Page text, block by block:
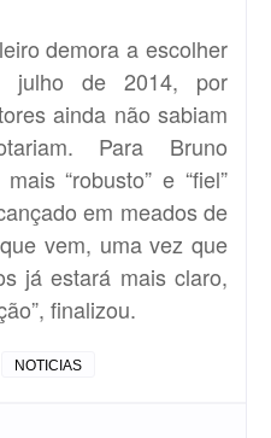
demora a escolher
julho de 2014, por
ainda não sabiam
Para Bruno
“robusto” e “fiel”
em meados de
vem, uma vez que
já estará mais claro,
finalizou.
NOTICIAS